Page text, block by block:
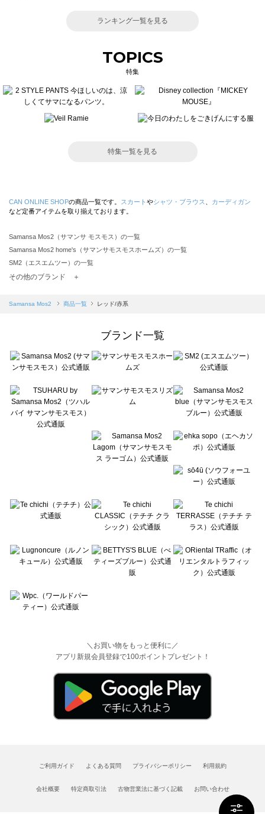
ランキング一覧を見る
TOPICS
特集
特集一覧を見る
CAN ONLINE SHOPの商品一覧です。 スカート やシャツ・ブラウス
カーディガン
など定番アイテムを取り揃えております。
Samansa Mos2（サマンサ モスモス）の一覧
Samansa Mos2 home's（サマンサモスモスホームズ）の一覧
SM2（エスエムツー）の一覧
TSUHARU by Samansa Mos2（ツハルバイサマンサモスモス）の一覧
Samansa Mos2 blue（サマンサモスモス ブルー）の一覧
Te chichi（テチチ）の一覧
Te chichi CLASSIC（テチチ クラシック）の一覧
Lugnoncure（ルノンキュール）の一覧
BETTY'S BLUE（べティーズブルー）の一覧
Wpc.（ワールドパーティー）の一覧
その他のブランド ＋
Samansa Mos2 商品一覧 レッド/赤系
ブランド一覧
＼お買い物をもっと便利に／
アプリ新規会員登録で100ポイントプレゼント！
ご利用ガイド よくある質問 プライバシーポリシー 利用規約
会社概要 特定商取引法 古物営業法に基づく記載 お問い合わせ